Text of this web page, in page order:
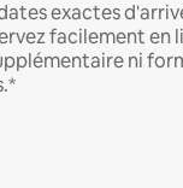
exactes
facilement en
ni